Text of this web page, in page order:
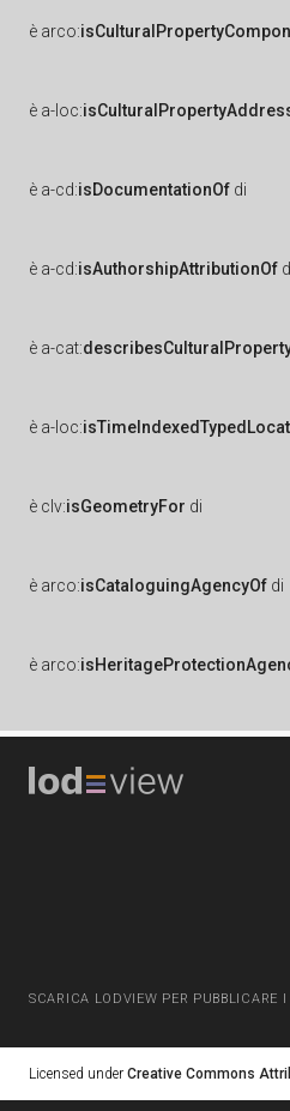
è arco:
è a-loc:
è a-cd:isDocumentationOf di
è a-cd:isAuthorshipAttributionOf
è a-cat:
è a-loc:
è clv:isGeometryFor di
è arco:isCataloguingAgencyOf di
è arco:
SCARICA LODVIEW PER PUBBLICARE
Licensed under Creative Commons